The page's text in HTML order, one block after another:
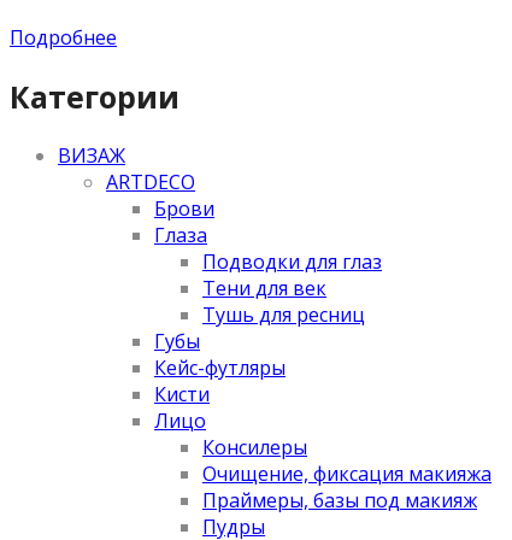
Подробнее
Категории
ВИЗАЖ
ARTDECO
Брови
Глаза
Подводки для глаз
Тени для век
Тушь для ресниц
Губы
Кейс-футляры
Кисти
Лицо
Консилеры
Очищение, фиксация макияжа
Праймеры, базы под макияж
Пудры